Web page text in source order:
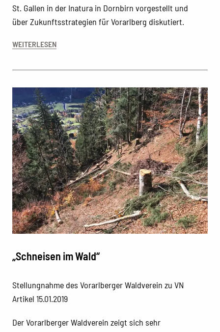
St. Gallen in der Inatura in Dornbirn vorgestellt und
über Zukunftsstrategien für Vorarlberg diskutiert.
WEITERLESEN
„Schneisen im Wald“
Stellungnahme des Vorarlberger Waldverein zu VN
Artikel 15.01.2019
Der Vorarlberger Waldverein zeigt sich sehr